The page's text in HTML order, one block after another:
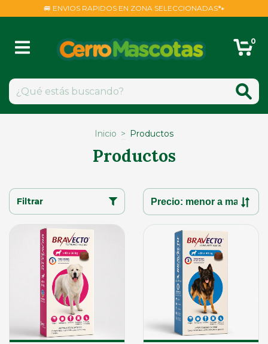
🚐 ENVIOS RAPIDOS EN ZONA SELECCIONADAS🐾
0
Inicio > Productos
Productos
Filtrar